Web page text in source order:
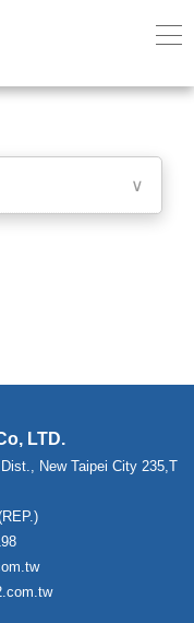
∨
LTD.
New Taipei City 235,T